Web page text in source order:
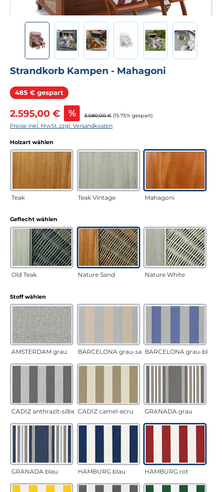
Strandkorb Kampen - Mahagoni
485 € gespart Rabatt
Verkaufspreis:
2.595,00 € % Regulärer Preis:
3.080,00 € (15.75% gespart)
Preise inkl. MwSt. zzgl. Versandkosten
Holzart wählen
Teak Teak Vintage Mahagoni
Geflecht wählen
Old Teak Nature Sand Nature White
Stoff wählen
AMSTERDAM grau BARCELONA grau-sandBARCELONA grau-blau
CADÍZ anthrazit-silber CADÍZ camel-ecru GRANADA grau
GRANADA blau HAMBURG blau HAMBURG rot